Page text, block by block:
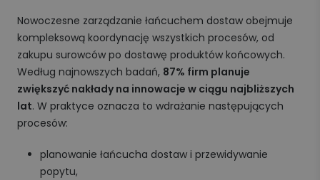
Nowoczesne zarządzanie łańcuchem dostaw obejmuje
kompleksową koordynację wszystkich procesów, od
zakupu surowców po dostawę produktów końcowych.
Według najnowszych badań, 87% firm planuje
zwiększyć nakłady na innowacje w ciągu najbliższych
lat. W praktyce oznacza to wdrażanie następujących
procesów:
planowanie łańcucha dostaw i przewidywanie
popytu,